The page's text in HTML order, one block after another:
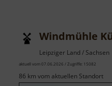
Windmühle
Leipziger Land / Sachsen
aktuell vom 07.06.2026 / Zugriffe: 15082
86 km vom aktuellen Standort